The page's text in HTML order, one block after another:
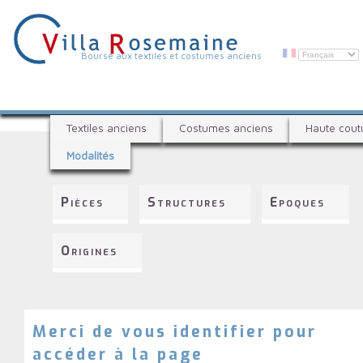
contenu
principal
l
l
a
R
o
e
n
e
Bourse aux textiles et costumes anciens
r
t
Textiles anciens Costumes anciens Haute
Modalités
Pièces Structures Epoques
Origines
Merci de vous identifier pour
accéder à la page